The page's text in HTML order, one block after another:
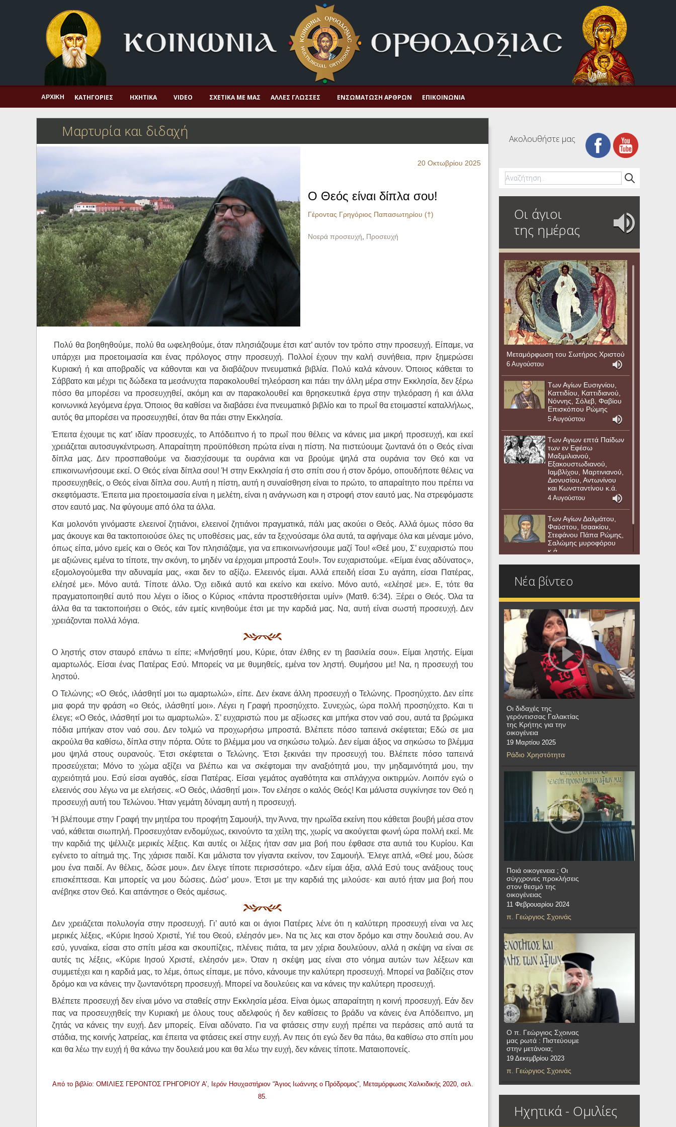
Πνευματική ζωή
Μαρτυρία και διδαχή
Λατρεία και προσευχή
Αγιολόγιο – Εορτολόγιο
Ορθόδοξο προσκυνητάριο
Σκέψεις-προβληματισμοί
ΑΡΧΙΚΉ ΚΑΤΗΓΟΡΊΕΣ ΗΧΗΤΙΚΆ VIDEO ΣΧΕΤΙΚΆ ΜΕ ΜΑΣ ΆΛΛΕΣ ΓΛΏΣΣΕΣ ΕΝΣΩΜΆΤΩΣΗ ΆΡΘΡΩΝ ΕΠΙΚΟΙΝΩΝΊΑ
Μαρτυρία και διδαχή
20 Οκτωβρίου 2025
Ο Θεός είναι δίπλα σου!
Γέροντας Γρηγόριος Παπασωτηρίου (†)
Νοερά προσευχή Προσευχή
Πολύ θα βοηθηθούμε, πολύ θα ωφεληθούμε, όταν πλησιάζουμε έτσι κατ’ αυτόν τον τρόπο στην προσευχή. Είπαμε, να
υπάρχει μια προετοιμασία και ένας πρόλογος στην προσευχή. Πολλοί έχουν την καλή συνήθεια, πριν ξημερώσει
Κυριακή ή και αποβραδίς να κάθονται και να διαβάζουν πνευματικά βιβλία. Πολύ καλά κάνουν. Όποιος κάθεται το
Σάββατο και μέχρι τις δώδεκα τα μεσάνυχτα παρακολουθεί τηλεόραση και πάει την άλλη μέρα στην Εκκλησία, δεν ξέρω
πόσο θα μπορέσει να προσευχηθεί, ακόμη και αν παρακολουθεί και θρησκευτικά έργα στην τηλεόραση ή και άλλα
κοινωνικά λεγόμενα έργα. Όποιος θα καθίσει να διαβάσει ένα πνευματικό βιβλίο και το πρωΐ θα ετοιμαστεί καταλλήλως,
αυτός θα μπορέσει να προσευχηθεί, όταν θα πάει στην Εκκλησία.
Έπειτα έχουμε τις κατ’ ιδίαν προσευχές, το Απόδειπνο ή το πρωΐ που θέλεις να κάνεις μια μικρή προσευχή, και εκεί
χρειάζεται αυτοσυγκέντρωση. Απαραίτητη προϋπόθεση πρώτα είναι η πίστη. Να πιστεύουμε ζωντανά ότι ο Θεός είναι
δίπλα μας. Δεν προσπαθούμε να διασχίσουμε τα ουράνια και να βρούμε ψηλά στα ουράνια τον Θεό και να
επικοινωνήσουμε εκεί. Ο Θεός είναι δίπλα σου! Ή στην Εκκλησία ή στο σπίτι σου ή στον δρόμο, οπουδήποτε θέλεις να
προσευχηθείς, ο Θεός είναι δίπλα σου. Αυτή η πίστη, αυτή η συναίσθηση είναι το πρώτο, το απαραίτητο που πρέπει να
σκεφτόμαστε. Έπειτα μια προετοιμασία είναι η μελέτη, είναι η ανάγνωση και η στροφή στον εαυτό μας. Να στρεφόμαστε
στον εαυτό μας. Να φύγουμε από όλα τα άλλα.
Και μολονότι γινόμαστε ελεεινοί ζητιάνοι, ελεεινοί ζητιάνοι πραγματικά, πάλι μας ακούει ο Θεός. Αλλά όμως πόσο θα
μας άκουγε και θα τακτοποιούσε όλες τις υποθέσεις μας, εάν τα ξεχνούσαμε όλα αυτά, τα αφήναμε όλα και μέναμε μόνο,
όπως είπα, μόνο εμείς και ο Θεός και Τον πλησιάζαμε, για να επικοινωνήσουμε μαζί Του! «Θεέ μου, Σ’ ευχαριστώ που
με αξιώνεις εμένα το τίποτε, την σκόνη, το μηδέν να έρχομαι μπροστά Σου!». Τον ευχαριστούμε. «Είμαι ένας αδύνατος»,
εξομολογούμεθα την αδυναμία μας, «και δεν το αξίζω. Ελεεινός είμαι. Αλλά επειδή είσαι Συ αγάπη, είσαι Πατέρας,
ελέησέ με». Μόνο αυτά. Τίποτε άλλο. Όχι ειδικά αυτό και εκείνο και εκείνο. Μόνο αυτό, «ελέησέ με». Ε, τότε θα
πραγματοποιηθεί αυτό που λέγει ο ίδιος ο Κύριος «πάντα προστεθήσεται υμίν» (Ματθ. 6:34). Ξέρει ο Θεός. Όλα τα
άλλα θα τα τακτοποιήσει ο Θεός, εάν εμείς κινηθούμε έτσι με την καρδιά μας. Να, αυτή είναι σωστή προσευχή. Δεν
χρειάζονται πολλά λόγια.
Ο ληστής στον σταυρό επάνω τι είπε; «Μνήσθητί μου, Κύριε, όταν έλθης εν τη βασιλεία σου». Είμαι ληστής. Είμαι
αμαρτωλός. Είσαι ένας Πατέρας Εσύ. Μπορείς να με θυμηθείς, εμένα τον ληστή. Θυμήσου με! Να, η προσευχή του
ληστού.
Ο Τελώνης; «Ο Θεός, ιλάσθητί μοι τω αμαρτωλώ», είπε. Δεν έκανε άλλη προσευχή ο Τελώνης. Προσηύχετο. Δεν είπε
μια φορά την φράση «ο Θεός, ιλάσθητί μοι». Λέγει η Γραφή προσηύχετο. Συνεχώς, ώρα πολλή προσηύχετο. Και τι
έλεγε; «Ο Θεός, ιλάσθητί μοι τω αμαρτωλώ». Σ’ ευχαριστώ που με αξίωσες και μπήκα στον ναό σου, αυτά τα βρώμικα
πόδια μπήκαν στον ναό σου. Δεν τολμώ να προχωρήσω μπροστά. Βλέπετε πόσο ταπεινά σκέφτεται; Εδώ σε μια
ακρούλα θα καθίσω, δίπλα στην πόρτα. Ούτε το βλέμμα μου να σηκώσω τολμώ. Δεν είμαι άξιος να σηκώσω το βλέμμα
μου ψηλά στους ουρανούς. Έτσι σκέφτεται ο Τελώνης. Έτσι ξεκινάει την προσευχή του. Βλέπετε πόσο ταπεινά
προσεύχεται; Μόνο το χώμα αξίζει να βλέπω και να σκέφτομαι την αναξιότητά μου, την μηδαμινότητά μου, την
αχρειότητά μου. Εσύ είσαι αγαθός, είσαι Πατέρας. Είσαι γεμάτος αγαθότητα και σπλάγχνα οικτιρμών. Λοιπόν εγώ ο
ελεεινός σου λέγω να με ελεήσεις. «Ο Θεός, ιλάσθητί μοι». Τον ελέησε ο καλός Θεός! Και μάλιστα συγκίνησε τον Θεό η
προσευχή αυτή του Τελώνου. Ήταν γεμάτη δύναμη αυτή η προσευχή.
Ή βλέπουμε στην Γραφή την μητέρα του προφήτη Σαμουήλ, την Άννα, την ηρωΐδα εκείνη που κάθεται βουβή μέσα στον
ναό, κάθεται σιωπηλή. Προσευχόταν ενδομύχως, εκινούντο τα χείλη της, χωρίς να ακούγεται φωνή ώρα πολλή εκεί. Με
την καρδιά της ψέλλιζε μερικές λέξεις. Και αυτές οι λέξεις ήταν σαν μια βοή που έφθασε στα αυτιά του Κυρίου. Και
εγένετο το αίτημά της. Της χάρισε παιδί. Και μάλιστα τον γίγαντα εκείνον, τον Σαμουήλ. Έλεγε απλά, «Θεέ μου, δώσε
μου ένα παιδί. Αν θέλεις, δώσε μου». Δεν έλεγε τίποτε περισσότερο. «Δεν είμαι άξια, αλλά Εσύ τους ανάξιους τους
επισκέπτεσαι. Και μπορείς να μου δώσεις. Δώσ’ μου». Έτσι με την καρδιά της μιλούσε· και αυτό ήταν μια βοή που
ανέβηκε στον Θεό. Και απάντησε ο Θεός αμέσως.
Δεν χρειάζεται πολυλογία στην προσευχή. Γι’ αυτό και οι άγιοι Πατέρες λένε ότι η καλύτερη προσευχή είναι να λες
μερικές λέξεις, «Κύριε Ιησού Χριστέ, Υιέ του Θεού, ελέησόν με». Να τις λες και στον δρόμο και στην δουλειά σου. Αν
εσύ, γυναίκα, είσαι στο σπίτι μέσα και σκουπίζεις, πλένεις πιάτα, τα μεν χέρια δουλεύουν, αλλά η σκέψη να είναι σε
αυτές τις λέξεις, «Κύριε Ιησού Χριστέ, ελέησόν με». Όταν η σκέψη μας είναι στο νόημα αυτών των λέξεων και
συμμετέχει και η καρδιά μας, το λέμε, όπως είπαμε, με πόνο, κάνουμε την καλύτερη προσευχή. Μπορεί να βαδίζεις στον
δρόμο και να κάνεις την ζωντανότερη προσευχή. Μπορεί να δουλεύεις και να κάνεις την καλύτερη προσευχή.
Βλέπετε προσευχή δεν είναι μόνο να σταθείς στην Εκκλησία μέσα. Είναι όμως απαραίτητη η κοινή προσευχή. Εάν δεν
πας να προσευχηθείς την Κυριακή με όλους τους αδελφούς ή δεν καθίσεις το βράδυ να κάνεις ένα Απόδειπνο, μη
ζητάς να κάνεις την ευχή. Δεν μπορείς. Είναι αδύνατο. Για να φτάσεις στην ευχή πρέπει να περάσεις από αυτά τα
στάδια, της κοινής λατρείας, και έπειτα να φτάσεις εκεί στην ευχή. Αν πεις ότι εγώ δεν θα πάω, θα καθίσω στο σπίτι μου
και θα λέω την ευχή ή θα κάνω την δουλειά μου και θα λέω την ευχή, δεν κάνεις τίποτε. Ματαιοπονείς.
Από το βιβλίο: ΟΜΙΛΙΕΣ ΓΕΡΟΝΤΟΣ ΓΡΗΓΟΡΙΟΥ Α’, Ιερόν Ησυχαστήριον “Άγιος Ιωάννης ο Πρόδρομος”, Μεταμόρφωσις Χαλκιδικής 2020, σελ.
85.
Ακολουθήστε μας
Οι άγιοι
της ημέρας
Μεταμόρφωση του Σωτήρος Χριστού
6 Αυγούστου
Των Αγίων Ευσιγνίου,
Καττιδίου, Καττιδιανού,
Νόννης, Σόλεβ, Φαβίου
Επισκόπου Ρώμης
5 Αυγούστου
Των Αγιων επτά Παίδων
των εν Εφέσω
Μαξιμιλιανού,
Εξακουστωδιανού,
Ιαμβλίχου, Μαρτινιανού,
Διονυσίου, Αντωνίνου
και Κωνσταντίνου κ.ά.
4 Αυγούστου
Των Αγίων Δαλμάτου,
Φαύστου, Ισαακίου,
Στεφάνου Πάπα Ρώμης,
Σαλώμης μυροφόρου
κ.ά.
Νέα βίντεο
Οι διδαχές της
γερόντισσας Γαλακτίας
της Κρήτης για την
οικογένεια
19 Μαρτίου 2025
Ράδιο Χρηστότητα
Ποιά οικογενεια ; Οι
σύγχρονες προκλήσεις
στον θεσμό της
οικογένειας
11 Φεβρουαρίου 2024
π. Γεώργιος Σχοινάς
Ο π. Γεώργιος Σχοινας
μας ρωτά : Πιστεύουμε
στην μετάνοια;
19 Δεκεμβρίου 2023
π. Γεώργιος Σχοινάς
Ηχητικά - Ομιλίες